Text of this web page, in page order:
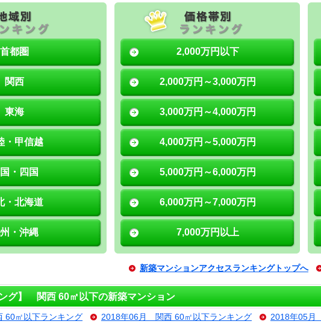
首都圏
関西
東海
・甲信越
・四国
・北海道
・沖縄
2,000万円以下
2,000万円～3,000万円
3,000万円～4,000万円
4,000万円～5,000万円
5,000万円～6,000万円
6,000万円～7,000万円
7,000万円以上
新築マンションアクセスランキングトップへ
ング】 関西 60㎡以下の新築マンション
㎡以下ランキング 2018年06月 関西 60㎡以下ランキング 2018年05月